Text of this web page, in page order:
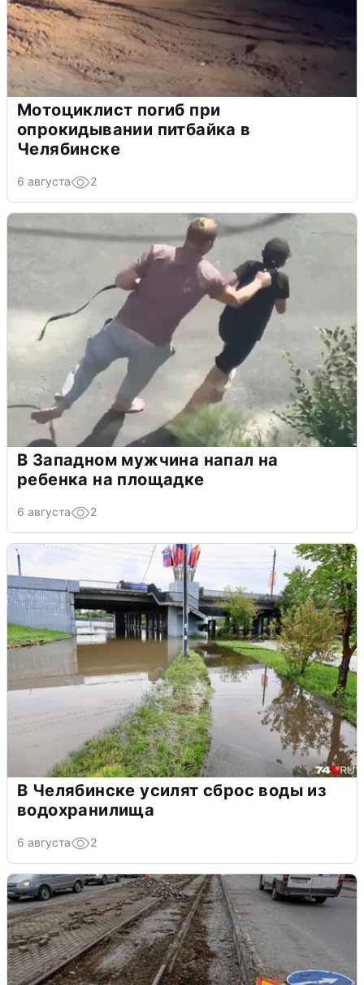
Мотоциклист погиб при
опрокидывании питбайка в
Челябинске
6 августа 2
В Западном мужчина напал на
ребенка на площадке
6 августа 2
В Челябинске усилят сброс воды из
водохранилища
6 августа 2